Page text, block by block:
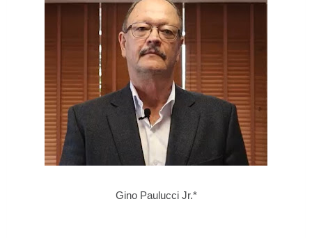
Gino Paulucci Jr.*